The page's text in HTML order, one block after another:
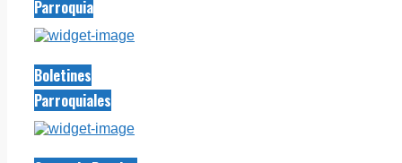
Parroquia
Boletines
Parroquiales